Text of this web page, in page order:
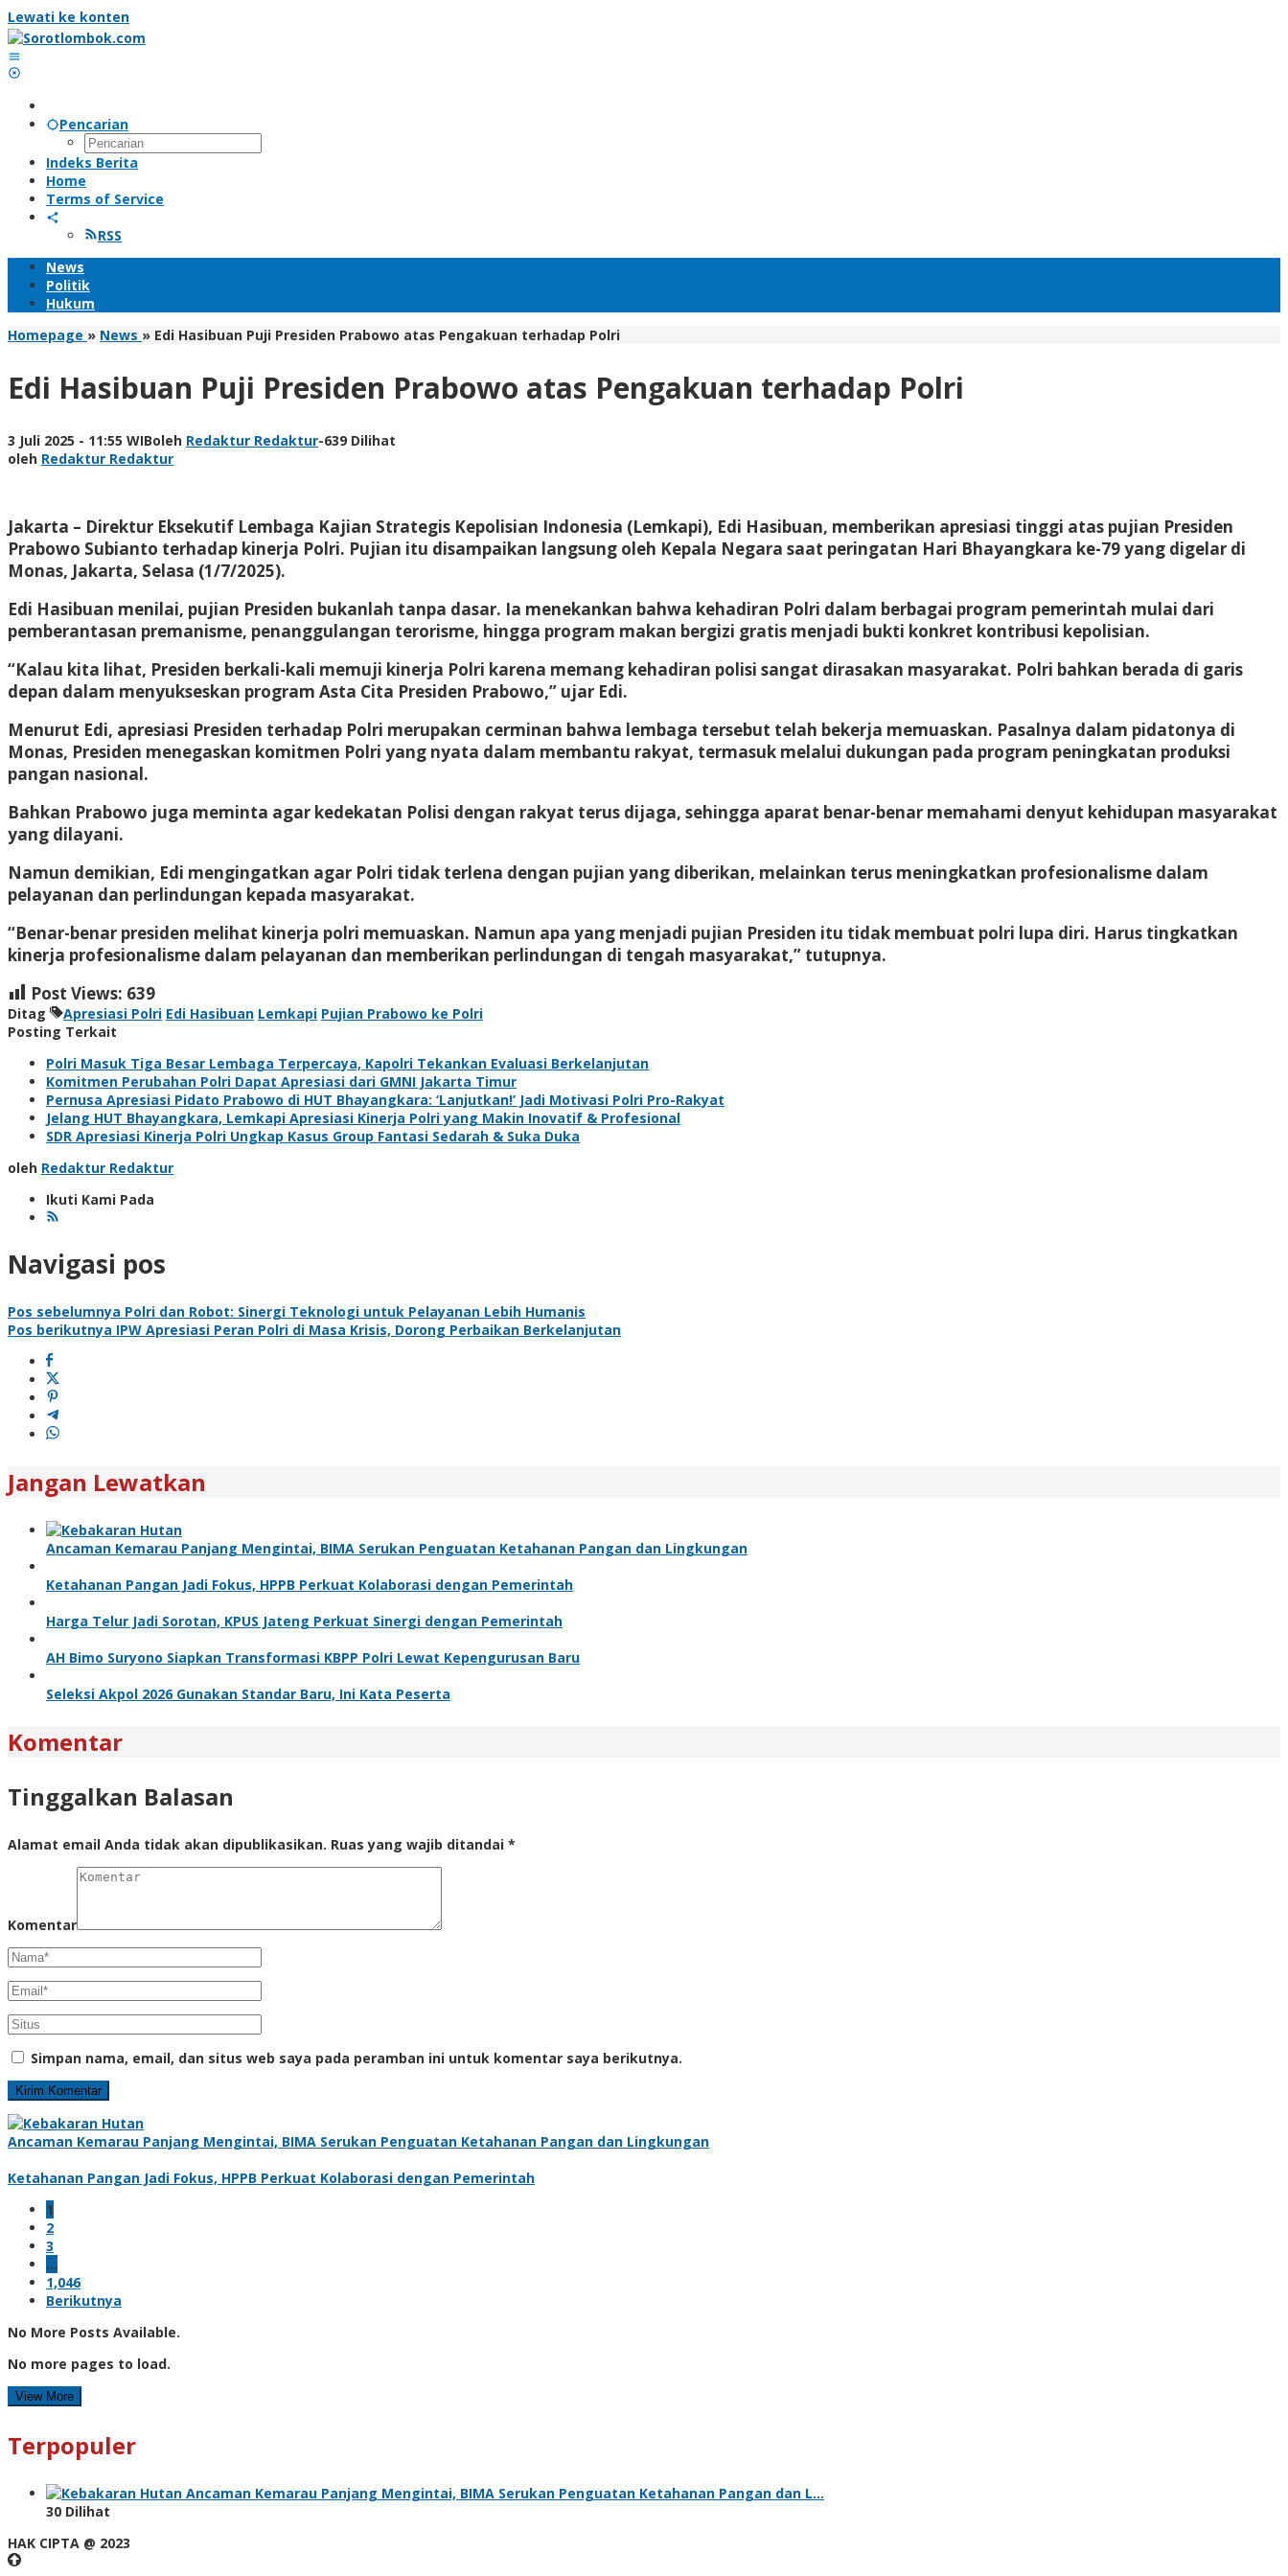
Lewati ke konten
Pencarian
Indeks Berita
Home
Terms of Service
RSS
News
Politik
Hukum
Homepage » News » Edi Hasibuan Puji Presiden Prabowo atas Pengakuan terhadap Polri
Edi Hasibuan Puji Presiden Prabowo atas Pengakuan terhadap Polri
3 Juli 2025 - 11:55 WIBoleh Redaktur Redaktur-639 Dilihat
oleh Redaktur Redaktur
Jakarta – Direktur Eksekutif Lembaga Kajian Strategis Kepolisian Indonesia (Lemkapi), Edi Hasibuan, memberikan apresiasi tinggi atas pujian Presiden
Prabowo Subianto terhadap kinerja Polri. Pujian itu disampaikan langsung oleh Kepala Negara saat peringatan Hari Bhayangkara ke-79 yang digelar di
Monas, Jakarta, Selasa (1/7/2025).
Edi Hasibuan menilai, pujian Presiden bukanlah tanpa dasar. Ia menekankan bahwa kehadiran Polri dalam berbagai program pemerintah mulai dari
pemberantasan premanisme, penanggulangan terorisme, hingga program makan bergizi gratis menjadi bukti konkret kontribusi kepolisian.
“Kalau kita lihat, Presiden berkali-kali memuji kinerja Polri karena memang kehadiran polisi sangat dirasakan masyarakat. Polri bahkan berada di garis
depan dalam menyukseskan program Asta Cita Presiden Prabowo,” ujar Edi.
Menurut Edi, apresiasi Presiden terhadap Polri merupakan cerminan bahwa lembaga tersebut telah bekerja memuaskan. Pasalnya dalam pidatonya di
Monas, Presiden menegaskan komitmen Polri yang nyata dalam membantu rakyat, termasuk melalui dukungan pada program peningkatan produksi
pangan nasional.
Bahkan Prabowo juga meminta agar kedekatan Polisi dengan rakyat terus dijaga, sehingga aparat benar-benar memahami denyut kehidupan masyarakat
yang dilayani.
Namun demikian, Edi mengingatkan agar Polri tidak terlena dengan pujian yang diberikan, melainkan terus meningkatkan profesionalisme dalam
pelayanan dan perlindungan kepada masyarakat.
“Benar-benar presiden melihat kinerja polri memuaskan. Namun apa yang menjadi pujian Presiden itu tidak membuat polri lupa diri. Harus tingkatkan
kinerja profesionalisme dalam pelayanan dan memberikan perlindungan di tengah masyarakat,” tutupnya.
Post Views: 639
Ditag Apresiasi Polri Edi Hasibuan Lemkapi Pujian Prabowo ke Polri
Posting Terkait
Polri Masuk Tiga Besar Lembaga Terpercaya, Kapolri Tekankan Evaluasi Berkelanjutan
Komitmen Perubahan Polri Dapat Apresiasi dari GMNI Jakarta Timur
Pernusa Apresiasi Pidato Prabowo di HUT Bhayangkara: ‘Lanjutkan!’ Jadi Motivasi Polri Pro-Rakyat
Jelang HUT Bhayangkara, Lemkapi Apresiasi Kinerja Polri yang Makin Inovatif & Profesional
SDR Apresiasi Kinerja Polri Ungkap Kasus Group Fantasi Sedarah & Suka Duka
oleh Redaktur Redaktur
Ikuti Kami Pada
Navigasi pos
Pos sebelumnya Polri dan Robot: Sinergi Teknologi untuk Pelayanan Lebih Humanis
Pos berikutnya IPW Apresiasi Peran Polri di Masa Krisis, Dorong Perbaikan Berkelanjutan
Jangan Lewatkan
Ancaman Kemarau Panjang Mengintai, BIMA Serukan Penguatan Ketahanan Pangan dan Lingkungan
Ketahanan Pangan Jadi Fokus, HPPB Perkuat Kolaborasi dengan Pemerintah
Harga Telur Jadi Sorotan, KPUS Jateng Perkuat Sinergi dengan Pemerintah
AH Bimo Suryono Siapkan Transformasi KBPP Polri Lewat Kepengurusan Baru
Seleksi Akpol 2026 Gunakan Standar Baru, Ini Kata Peserta
Komentar
Tinggalkan Balasan
Alamat email Anda tidak akan dipublikasikan. Ruas yang wajib ditandai *
Komentar
Simpan nama, email, dan situs web saya pada peramban ini untuk komentar saya berikutnya.
Ancaman Kemarau Panjang Mengintai, BIMA Serukan Penguatan Ketahanan Pangan dan Lingkungan
Ketahanan Pangan Jadi Fokus, HPPB Perkuat Kolaborasi dengan Pemerintah
1
2
3
…
1,046
Berikutnya
No More Posts Available.
No more pages to load.
View More
Terpopuler
Ancaman Kemarau Panjang Mengintai, BIMA Serukan Penguatan Ketahanan Pangan dan L…
30 Dilihat
HAK CIPTA @ 2023